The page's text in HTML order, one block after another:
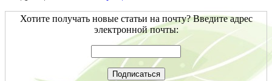
Хотите получать новые статьи на почту? Введите адрес
электронной почты: